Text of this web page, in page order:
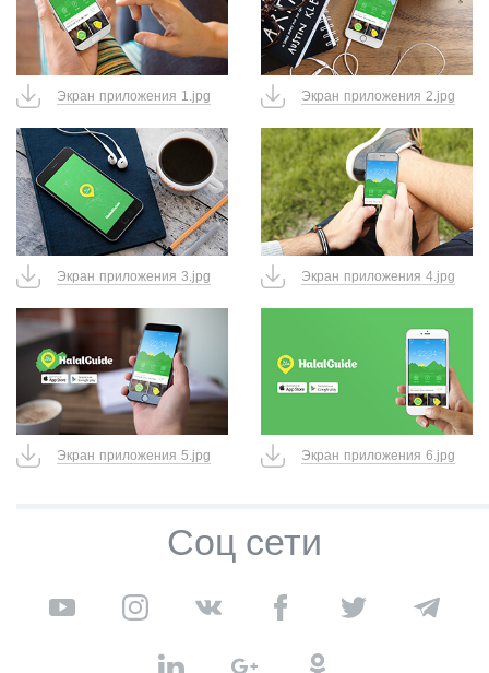
Экран приложения 1.jpg Экран приложения 2.jpg
Экран приложения 3.jpg Экран приложения 4.jpg
Экран приложения 5.jpg Экран приложения 6.jpg
Соц сети